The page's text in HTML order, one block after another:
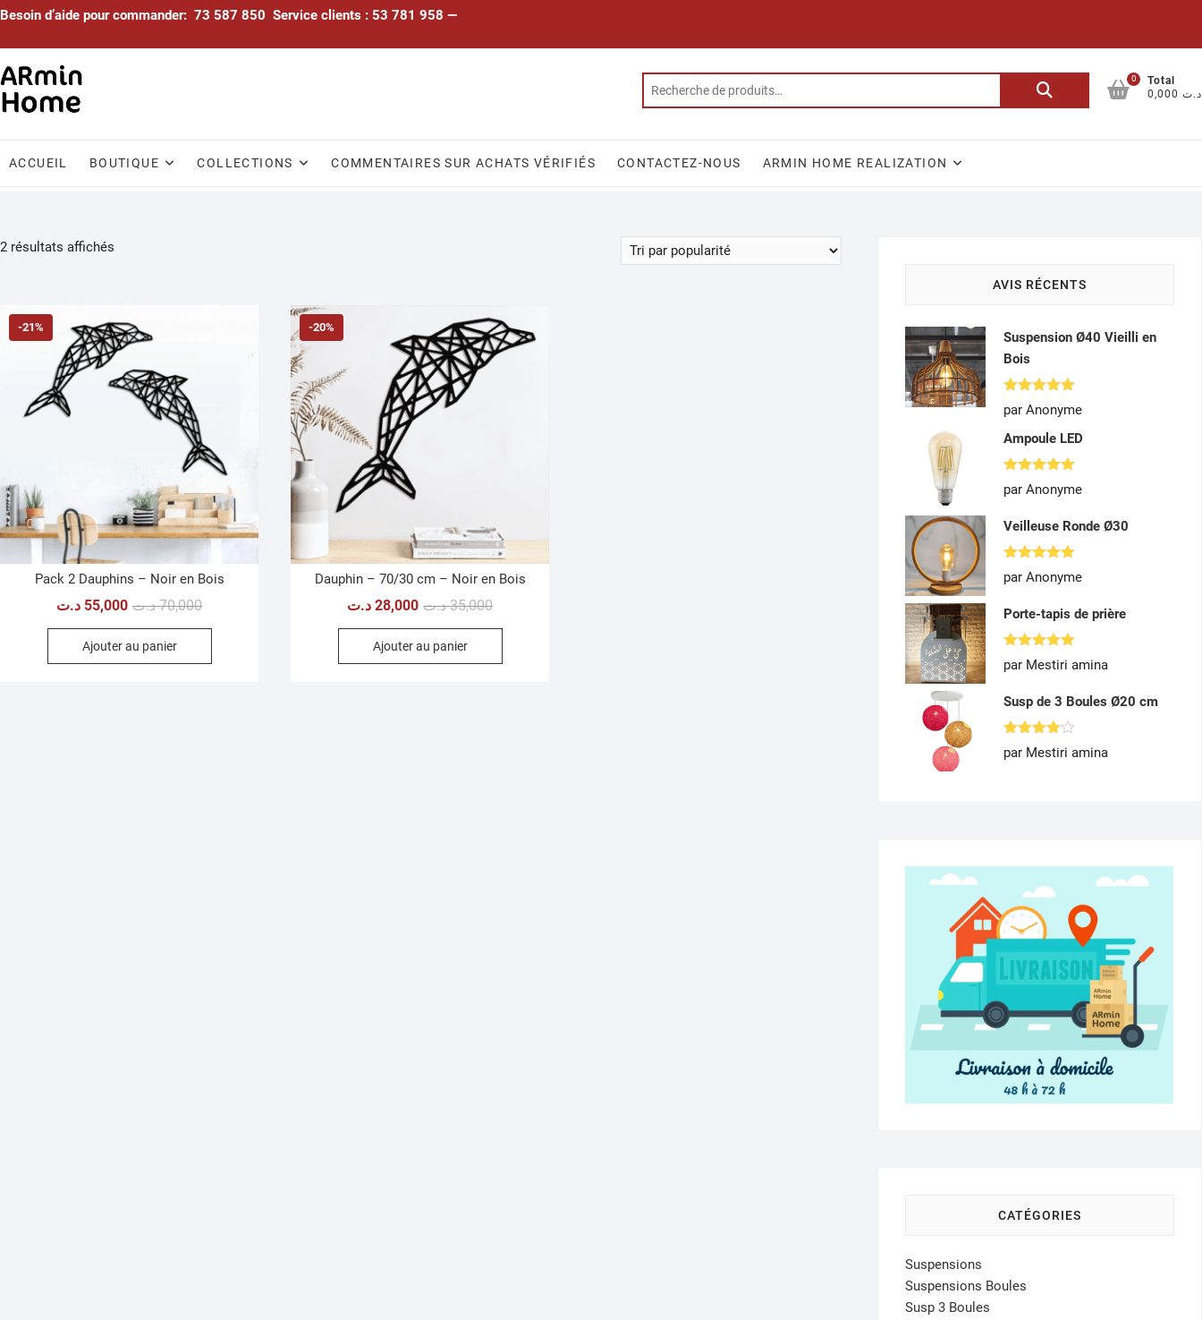
Skip
content
Besoin d’aide pour commander: 73 587 850 Service clients : 53 781 958 —
Recherche
0
Total
0,000 د.ت
ACCUEIL BOUTIQUE COLLECTIONS COMMENTAIRES SUR ACHATS VÉRIFIÉS CONTACTEZ-NOUS ARMIN HOME REALIZATION
2 résultats affichés
-21%
Pack 2 Dauphins – Noir en Bois
70,000 د.ت
Le
prix
était :
55,000 د.ت
Le
prix
est :
Ajouter au panier
-20%
Dauphin – 70/30 cm – Noir en Bois
35,000 د.ت
Le
prix
était :
28,000 د.ت
Le
prix
est :
Ajouter au panier
AVIS RÉCENTS
Suspension Ø40 Vieilli en
Bois
Note
sur 5
par Anonyme
Ampoule LED
Note
sur 5
par Anonyme
Veilleuse Ronde Ø30
Note
sur 5
par Anonyme
Porte-tapis de prière
Note
sur 5
par Mestiri amina
Susp de 3 Boules Ø20 cm
Note
sur 5
par Mestiri amina
CATÉGORIES
Suspensions
Suspensions Boules
Susp 3 Boules